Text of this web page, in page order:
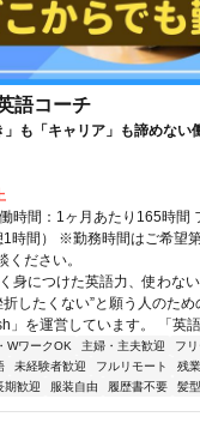
語コーチ
も「キャリア」も諦めない
時間：1ヶ月あたり165時間
1時間） ※勤務時間はご希望
ください。
身につけた英語力、使わな
したくない”と願う人のた
」を運営しています。 「英語
WワークOK 主婦・主夫歓迎 フ
未経験者歓迎 フルリモート 残業
期歓迎 服装自由 履歴書不要 髪